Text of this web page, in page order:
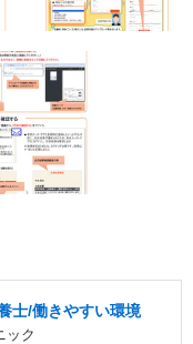
士/働きやすい環境
ック